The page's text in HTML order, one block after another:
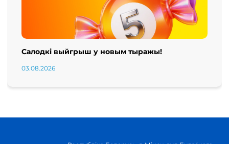
Салодкі выйгрыш у новым тыражы!
03.08.2026